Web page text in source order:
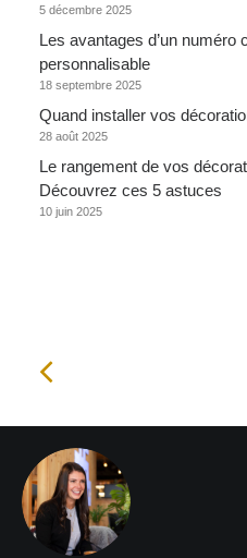
5 décembre 2025
Les avantages d’un numéro
personnalisable
18 septembre 2025
Quand installer vos
28 août 2025
Le rangement de vos
Découvrez ces 5 astuces
10 juin 2025